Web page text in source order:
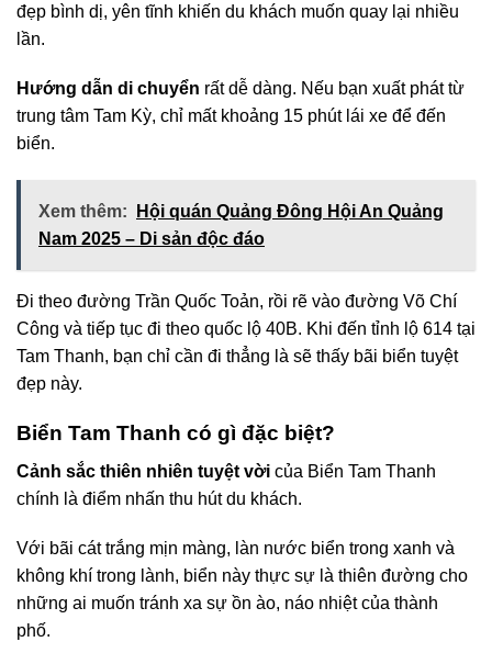
đẹp bình dị, yên tĩnh khiến du khách muốn quay lại nhiều
lần.
Hướng dẫn di chuyển rất dễ dàng. Nếu bạn xuất phát từ
trung tâm Tam Kỳ, chỉ mất khoảng 15 phút lái xe để đến
biển.
Xem thêm:
Hội quán Quảng Đông Hội An Quảng
Nam 2025 – Di sản độc đáo
Đi theo đường Trần Quốc Toản, rồi rẽ vào đường Võ Chí
Công và tiếp tục đi theo quốc lộ 40B. Khi đến tỉnh lộ 614 tại
Tam Thanh, bạn chỉ cần đi thẳng là sẽ thấy bãi biển tuyệt
đẹp này.
Biển Tam Thanh có gì đặc biệt?
Cảnh sắc thiên nhiên tuyệt vời của Biển Tam Thanh
chính là điểm nhấn thu hút du khách.
Với bãi cát trắng mịn màng, làn nước biển trong xanh và
không khí trong lành, biển này thực sự là thiên đường cho
những ai muốn tránh xa sự ồn ào, náo nhiệt của thành
phố.